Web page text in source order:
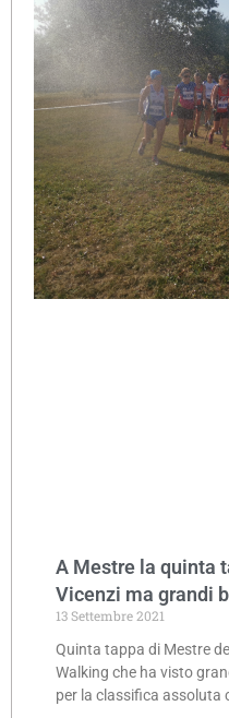
A Mestre la quinta
Vicenzi ma grandi
13 Settembre 2021
Quinta tappa di Mestre
Walking che ha visto
per la classifica assoluta